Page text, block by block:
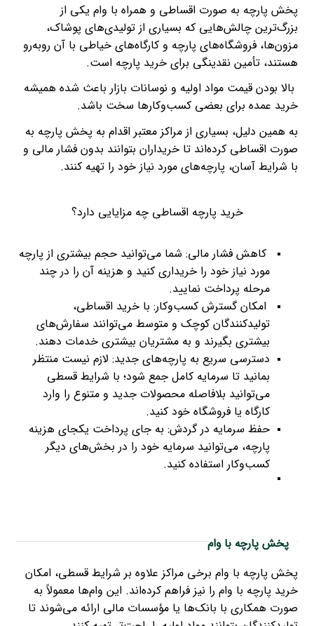
پخش پارچه به صورت اقساطی و همراه با وام یکی از
بزرگ‌ترین چالش‌هایی که بسیاری از تولیدی‌های پوشاک،
مزون‌ها، فروشگاه‌های پارچه و کارگاه‌های خیاطی با آن روبه‌رو
هستند، تأمین نقدینگی برای خرید پارچه است.
بالا بودن قیمت مواد اولیه و نوسانات بازار باعث شده همیشه
خرید عمده برای بعضی کسب‌وکارها سخت باشد.
به همین دلیل، بسیاری از مراکز معتبر اقدام به پخش پارچه به
صورت اقساطی کرده‌اند تا خریداران بتوانند بدون فشار مالی و
با شرایط آسان، پارچه‌های مورد نیاز خود را تهیه کنند.
خرید پارچه اقساطی چه مزایایی دارد؟
کاهش فشار مالی: شما می‌توانید حجم بیشتری از پارچه
مورد نیاز خود را خریداری کنید و هزینه آن را در چند
مرحله پرداخت نمایید.
امکان گسترش کسب‌وکار: با خرید اقساطی،
تولیدکنندگان کوچک و متوسط می‌توانند سفارش‌های
بیشتری بگیرند و به مشتریان بیشتری خدمات دهند.
دسترسی سریع به پارچه‌های جدید: لازم نیست منتظر
بمانید تا سرمایه کامل جمع شود؛ با شرایط قسطی
می‌توانید بلافاصله محصولات جدید و متنوع را وارد
کارگاه یا فروشگاه خود کنید.
حفظ سرمایه در گردش: به جای پرداخت یکجای هزینه
پارچه، می‌توانید سرمایه خود را در بخش‌های دیگر
کسب‌وکار استفاده کنید.
پخش پارچه با وام
پخش پارچه با وام برخی مراکز علاوه بر شرایط قسطی، امکان
خرید پارچه با وام را نیز فراهم کرده‌اند. این وام‌ها معمولاً به
صورت همکاری با بانک‌ها یا مؤسسات مالی ارائه می‌شوند تا